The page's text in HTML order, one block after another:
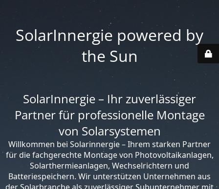
SolarInnergie powered by
the Sun
SolarInnergie – Ihr zuverlässiger
Partner für professionelle Montage
von Solarsystemen
Willkommen bei Solarinnergie – Ihrem starken Partner
für die fachgerechte Montage von Photovoltaikanlagen,
Solarthermieanlagen, Wechselrichtern und
Batteriespeichern. Wir unterstützen Unternehmen aus